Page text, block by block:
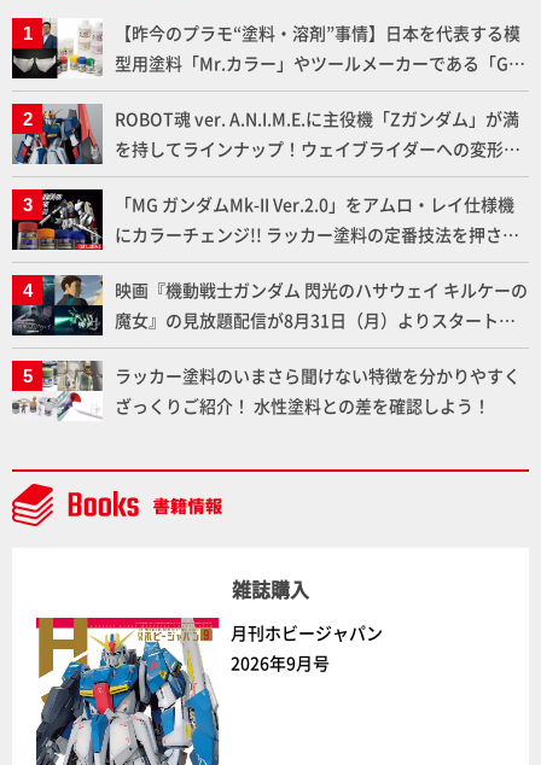
【昨今のプラモ“塗料・溶剤”事情】日本を代表する模
型用塗料「Mr.カラー」やツールメーカーである「GSI
クレオス」が語るラッカー塗料の未来とは？
ROBOT魂 ver. A.N.I.M.E.に主役機「Zガンダム」が満
を持してラインナップ！ウェイブライダーへの変形、
劇中どおりのプロポーションを再現【機動戦士Zガン
ダム】
「MG ガンダムMk-II Ver.2.0」をアムロ・レイ仕様機
にカラーチェンジ!! ラッカー塗料の定番技法を押さえ
るだけでハイクオリティの作例に!!【試し読み】
映画『機動戦士ガンダム 閃光のハサウェイ キルケーの
魔女』の見放題配信が8月31日（月）よりスタート！
Prime Videoで国内独占配信
ラッカー塗料のいまさら聞けない特徴を分かりやすく
ざっくりご紹介！ 水性塗料との差を確認しよう！
雑誌購入
月刊ホビージャパン
2026年9月号